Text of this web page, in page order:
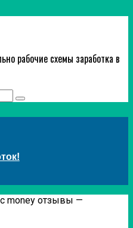
рабочие схемы заработка в
money отзывы —